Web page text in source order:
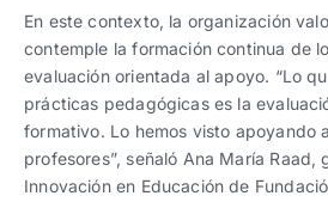
En este contexto, la organización
contemple la formación continua de
evaluación orientada al apoyo. “Lo
prácticas pedagógicas es la
formativo. Lo hemos visto apoyando
profesores”, señaló Ana María Raad,
Innovación en Educación de